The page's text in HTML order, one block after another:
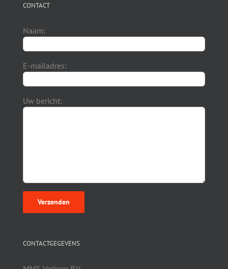
CONTACT
Naam:
E-mailadres:
Uw bericht:
CONTACTGEGEVENS